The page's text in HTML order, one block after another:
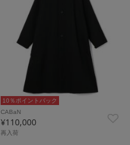
10％ポイントバック
CABaN
¥110,000
再入荷